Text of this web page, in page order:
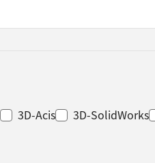
3D-Acis 3D-SolidWorks